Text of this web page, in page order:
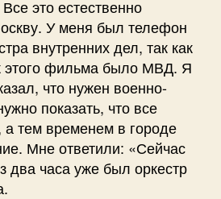
это естественно
У меня был телефон
внутренних дел, так как
этого фильма было МВД. Я
что нужен военно-
показать, что все
а тем временем в городе
Мне ответили: «Сейчас
два часа уже был оркестр